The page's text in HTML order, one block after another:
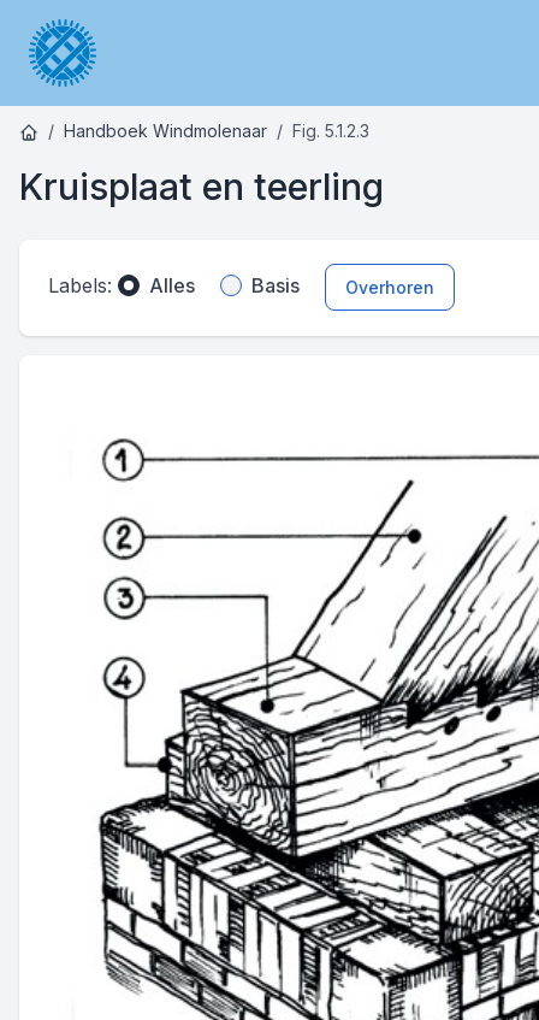
Handboek Windmolenaar Fig. 5.1.2.3
Kruisplaat en teerling
Labels: Alles Basis Overhoren